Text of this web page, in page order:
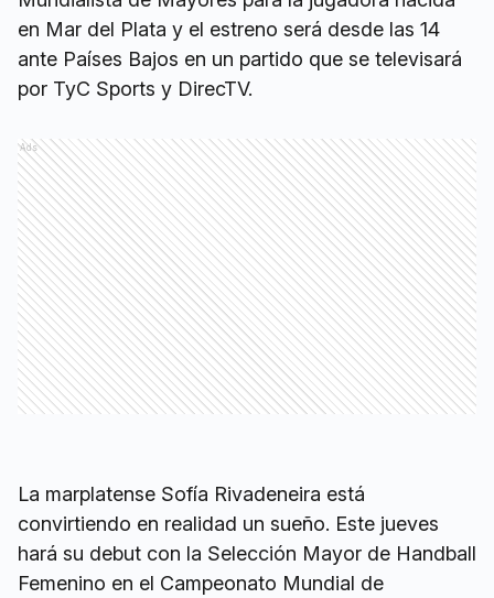
en Mar del Plata y el estreno será desde las 14
ante Países Bajos en un partido que se televisará
por TyC Sports y DirecTV.
Ads
La marplatense Sofía Rivadeneira está
convirtiendo en realidad un sueño. Este jueves
hará su debut con la Selección Mayor de Handball
Femenino en el Campeonato Mundial de